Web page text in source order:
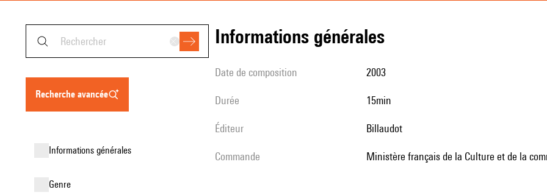
recherche avancée
informations générales
genre
informations générales
date de composition 2003
durée 15min
éditeur Billaudot
Commande ministère français de la Culture et de la